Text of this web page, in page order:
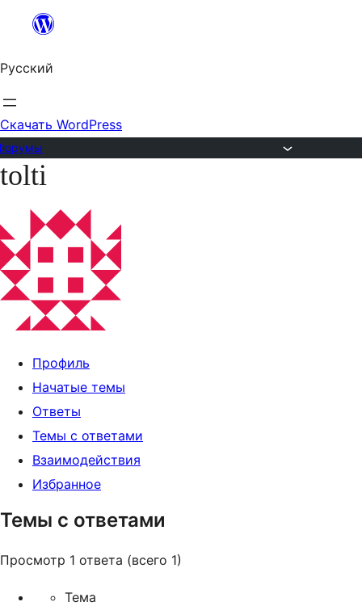
Перейти
содержимому
Русский
Скачать WordPress
Перейти
содержимому
tolti
Профиль
Начатые темы
Ответы
Темы с ответами
Взаимодействия
Избранное
Темы с ответами
Просмотр 1 ответа (всего 1)
Тема